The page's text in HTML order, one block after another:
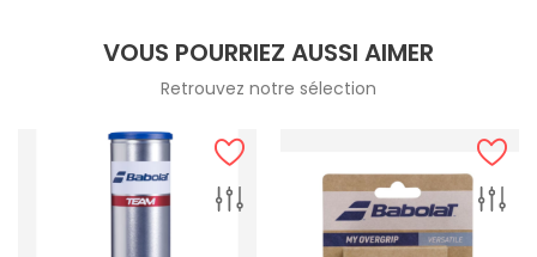
VOUS POURRIEZ AUSSI AIMER
Retrouvez notre sélection